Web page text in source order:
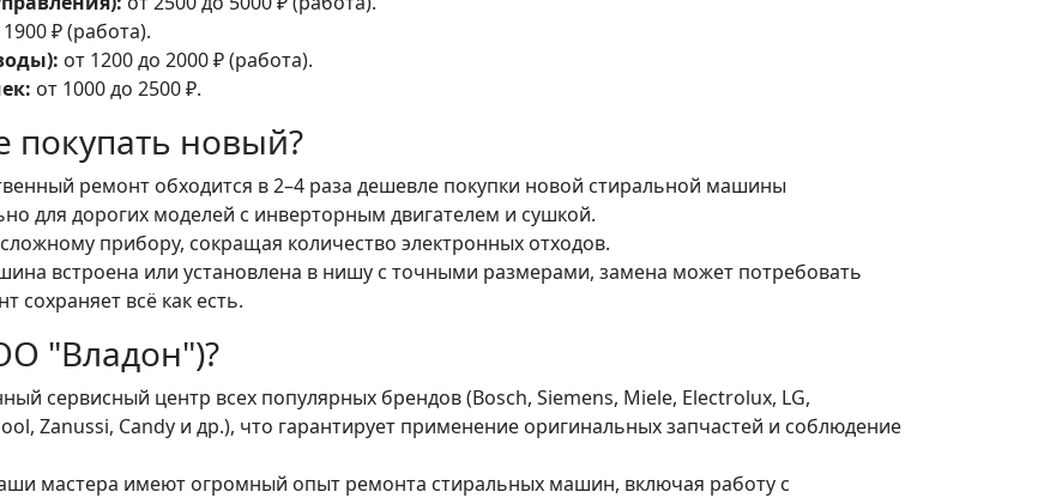
₽ (работа).
от 1200 до 2000 ₽ (работа).
от 1000 до 2500 ₽.
покупать новый?
ремонт обходится в 2–4 раза дешевле покупки новой стиральной машины
для дорогих моделей с инверторным двигателем и сушкой.
прибору, сокращая количество электронных отходов.
встроена или установлена в нишу с точными размерами, замена может потребовать
сохраняет всё как есть.
"Владон")?
сервисный центр всех популярных брендов (Bosch, Siemens, Miele, Electrolux, LG,
Zanussi, Candy и др.), что гарантирует применение оригинальных запчастей и соблюдение
мастера имеют огромный опыт ремонта стиральных машин, включая работу с